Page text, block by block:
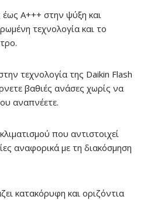
έως A+++ στην ψύξη και
τεχνολογία και το
τεχνολογία της Daikin Flash
βαθιές ανάσες χωρίς να
αναπνέετε.
κλιματισμού που αντιστοιχεί
αναφορικά με τη διακόσμηση
κατακόρυφη και οριζόντια